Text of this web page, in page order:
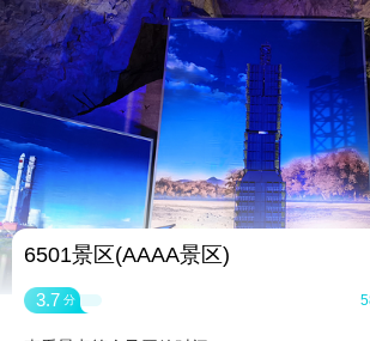
6501景区(AAAA景区)
3.7 分
